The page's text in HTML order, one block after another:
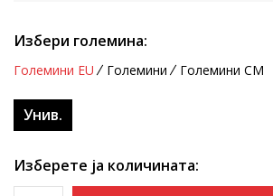
Избери големина:
Големини EU Големини Големини CM
Унив.
Изберете ја количината: